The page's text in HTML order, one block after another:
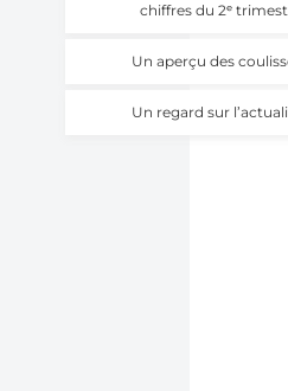
chiffres du 2ᵉ
Un aperçu des
Un regard sur